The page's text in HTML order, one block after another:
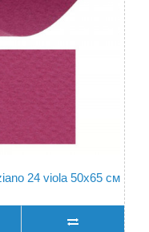
24 viola 50х65 см